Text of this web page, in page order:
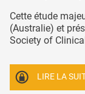
Cette étude
(Australie) et
Society of
LIRE LA